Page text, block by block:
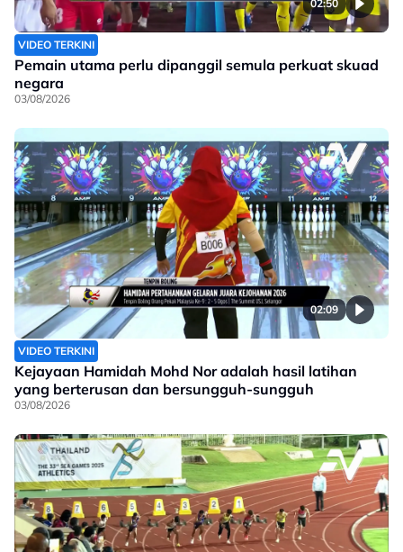
02:50
VIDEO TERKINI
Pemain utama perlu dipanggil semula perkuat skuad
negara
03/08/2026
02:09
VIDEO TERKINI
Kejayaan Hamidah Mohd Nor adalah hasil latihan
yang berterusan dan bersungguh-sungguh
03/08/2026